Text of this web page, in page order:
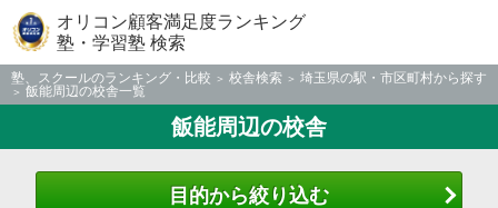
オリコン顧客満足度ランキング
塾・学習塾 検索
塾、スクールのランキング・比較 校舎検索
埼玉県の駅・市区町村から探す
飯能周辺の校舎一覧
飯能周辺の校舎
目的から絞り込む